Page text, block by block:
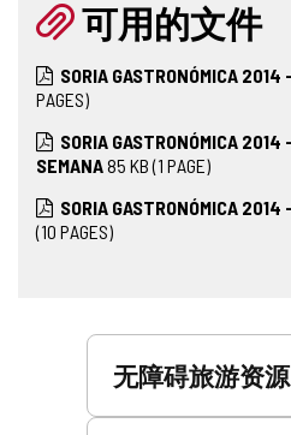
可用的文件
SORIA GASTRONÓMICA 2014
PAGES)
SORIA GASTRONÓMICA
SEMANA85 KB(1 PAGE)
SORIA GASTRONÓMICA
(10 PAGES)
无障碍旅游资源